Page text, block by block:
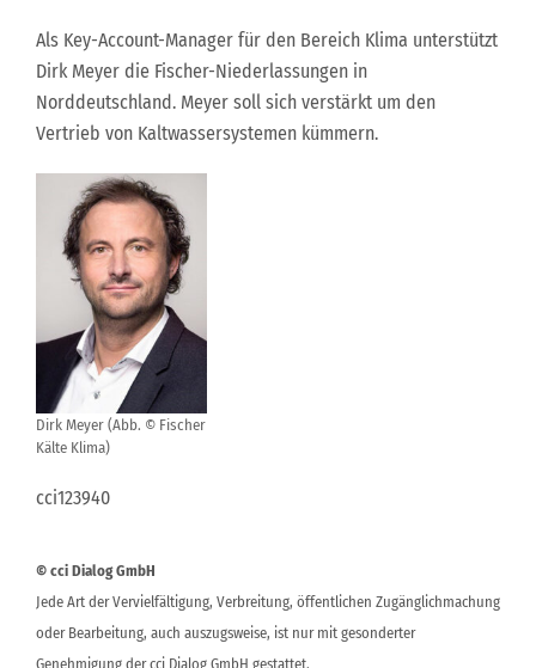
Als Key-Account-Manager für den Bereich Klima unterstützt
Dirk Meyer die Fischer-Niederlassungen in
Norddeutschland. Meyer soll sich verstärkt um den
Vertrieb von Kaltwassersystemen kümmern.
Dirk Meyer (Abb. © Fischer
Kälte Klima)
cci123940
© cci Dialog GmbH
Jede Art der Vervielfältigung, Verbreitung, öffentlichen Zugänglichmachung
oder Bearbeitung, auch auszugsweise, ist nur mit gesonderter
Genehmigung der cci Dialog GmbH gestattet.